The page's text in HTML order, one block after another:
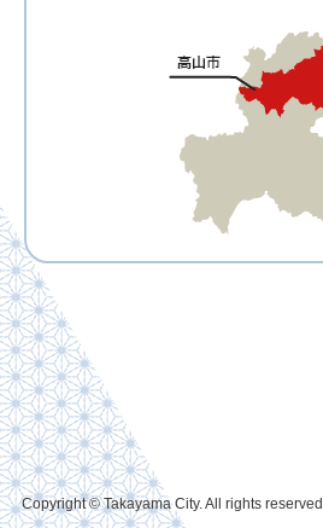
Copyright © Takayama City. All rights reserved.